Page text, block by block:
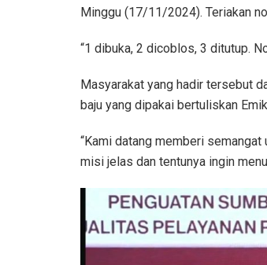
Minggu (17/11/2024). Teriakan
“1 dibuka, 2 dicoblos, 3 ditutup.
Masyarakat yang hadir tersebut
baju yang dipakai bertuliskan
“Kami datang memberi
misi jelas dan tentunya ingin